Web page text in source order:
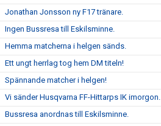
Jonathan Jonsson ny F17 tränare.
Ingen Bussresa till Eskilsminne.
Hemma matcherna i helgen sänds.
Ett ungt herrlag tog hem DM titeln!
Spännande matcher i helgen!
Vi sänder Husqvarna FF-Hittarps IK imorgon.
Bussresa anordnas till Eskilsminne.